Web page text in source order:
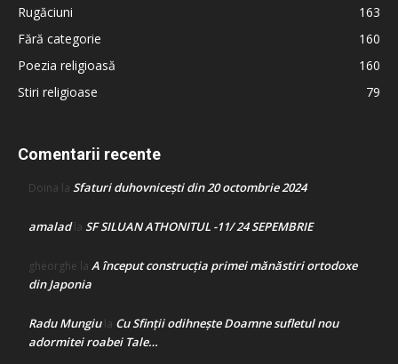
Rugăciuni
163
Fără categorie
160
Poezia religioasă
160
Stiri religioase
79
Comentarii recente
Doina la Sfaturi duhovnicești din 20 octombrie 2024
amaladla SF SILUAN ATHONITUL -11/ 24 SEPEMBRIE
gheorghe la A început construcţia primei mănăstiri ortodoxe
din Japonia
Radu Mungiula Cu Sfinții odihnește Doamne sufletul nou
adormitei roabei Tale…